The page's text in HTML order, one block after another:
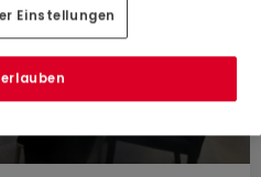
Einstellungen